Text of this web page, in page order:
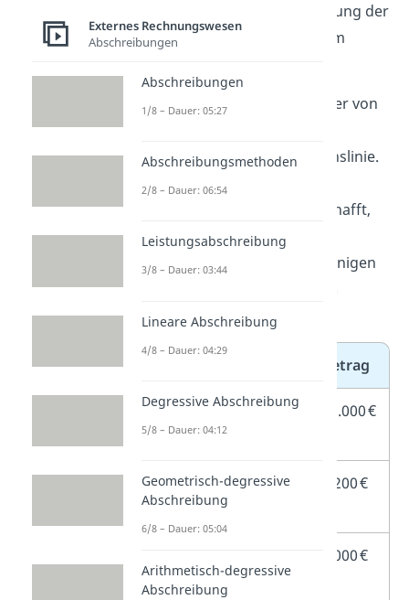
Schauen wir uns die Berechnung der
Anschaffungskosten an einem
Die
Fresh GmbH
, ein Hersteller von
Erweiterung ihrer Produktionslinie.
Dafür wird eine neue
angeschafft,
die den Produktionsprozess
automatisieren und beschleunigen
gegeben:
Betrag
Kaufpreis der
Teigausrollmaschine
45.000 €
Transport durch eine
Spedition
1.200 €
Fachpersonal
2.000 €
Externes Rechnungswesen
Abschreibungen
Abschreibungen
1/8 – Dauer: 05:27
Abschreibungsmethoden
2/8 – Dauer: 06:54
Leistungsabschreibung
3/8 – Dauer: 03:44
Lineare Abschreibung
4/8 – Dauer: 04:29
Degressive Abschreibung
5/8 – Dauer: 04:12
Geometrisch-degressive
Abschreibung
6/8 – Dauer: 05:04
Arithmetisch-degressive
Abschreibung